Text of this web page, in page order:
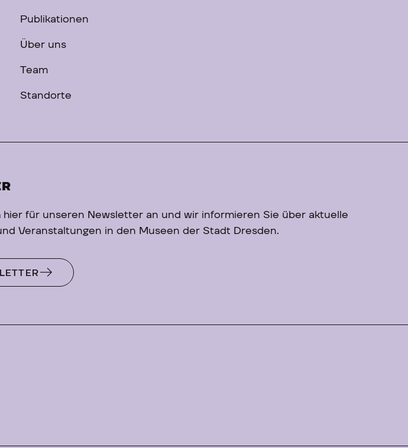
Publikationen
Über uns
Team
Standorte
hier für unseren Newsletter an und wir informieren Sie über aktuelle
Veranstaltungen in den Museen der Stadt Dresden.